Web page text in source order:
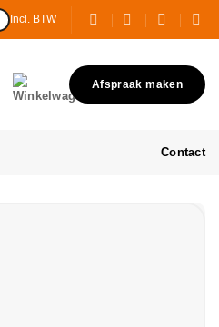
Incl. BTW
Afspraak maken
Contact